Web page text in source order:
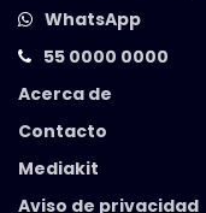
WhatsApp
55 0000 0000
Acerca de
Contacto
Mediakit
Aviso de privacidad